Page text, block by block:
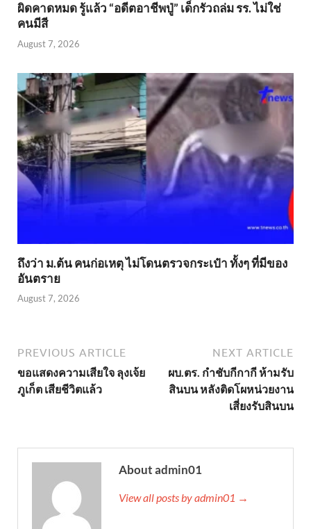
ผิดคาดหมด รู้แล้ว “อดีตอาชีพปู่” เด็กรัวถล่ม รร. ไม่ใช่
คนมีสี
August 7, 2026
ถึงว่า ม.ต้น คนก่อเหตุ ไม่โดนตรวจกระเป๋า ทั้งๆ ที่มีของ
อันตราย
August 7, 2026
PREVIOUS ARTICLE
ขอแสดงความเสียใจ ลุงเจ้ย
ภูเก็ต เสียชีวิตแล้ว
NEXT ARTICLE
ผบ.ตร. กำชับกีกากี ห้ามรับ
สินบน หลังติดโผหน่วยงาน
เสี่ยงรับสินบน
About admin01
View all posts by admin01 →